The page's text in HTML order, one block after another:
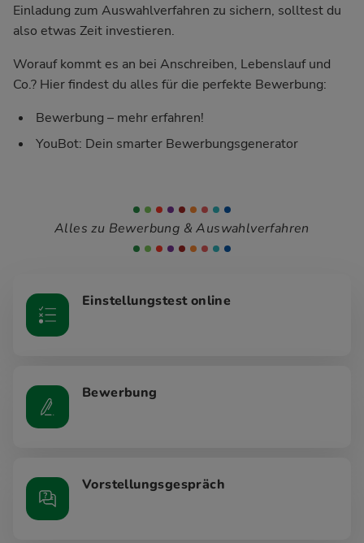
Einladung zum Auswahlverfahren zu sichern, solltest du
also etwas Zeit investieren.
Worauf kommt es an bei Anschreiben, Lebenslauf und
Co.? Hier findest du alles für die perfekte Bewerbung:
Bewerbung – mehr erfahren!
YouBot: Dein smarter Bewerbungsgenerator
Alles zu Bewerbung & Auswahlverfahren
Einstellungstest online
Bewerbung
Vorstellungsgespräch